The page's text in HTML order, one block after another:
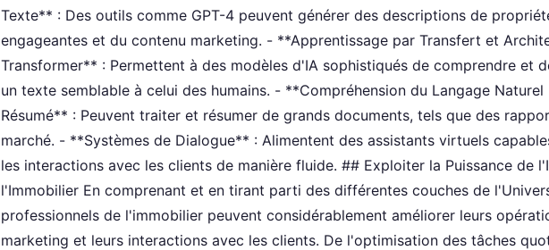
Texte** : Des outils comme GPT-4 peuvent générer des descriptions de
engageantes et du contenu marketing. - **Apprentissage par Transfert et
Transformer** : Permettent à des modèles d'IA sophistiqués de comprendre et
un texte semblable à celui des humains. - **Compréhension du Langage Naturel
Résumé** : Peuvent traiter et résumer de grands documents, tels que des
marché. - **Systèmes de Dialogue** : Alimentent des assistants virtuels
les interactions avec les clients de manière fluide. ## Exploiter la Puissance de
l'Immobilier En comprenant et en tirant parti des différentes couches de
professionnels de l'immobilier peuvent considérablement améliorer leurs
marketing et leurs interactions avec les clients. De l'optimisation des tâches